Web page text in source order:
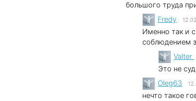
большого труда
Fredy
Именно так и
соблюдением
Valter
Это не
Oleg63
нечто такое